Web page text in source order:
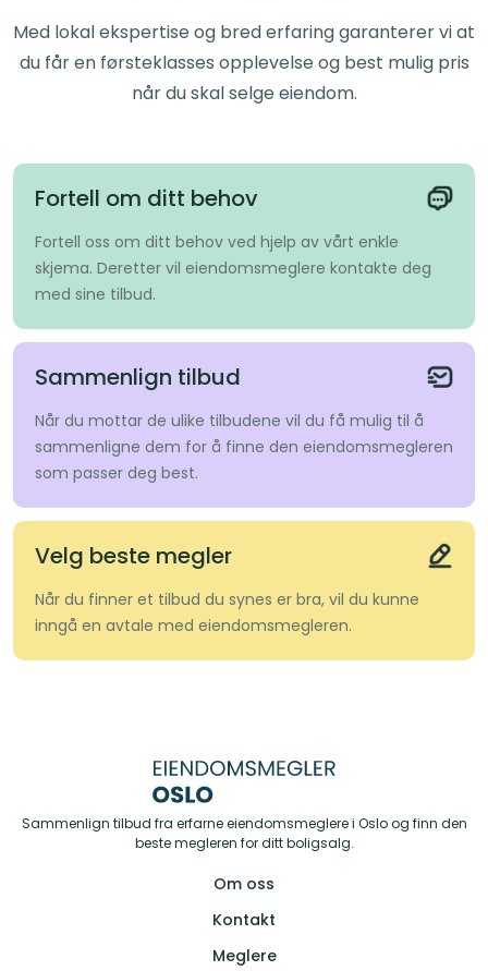
Med lokal ekspertise og bred erfaring garanterer vi at
du får en førsteklasses opplevelse og best mulig pris
når du skal selge eiendom.
Fortell om ditt behov
Fortell oss om ditt behov ved hjelp av vårt enkle
skjema. Deretter vil eiendomsmeglere kontakte deg
med sine tilbud.
Sammenlign tilbud
Når du mottar de ulike tilbudene vil du få mulig til å
sammenligne dem for å finne den eiendomsmegleren
som passer deg best.
Velg beste megler
Når du finner et tilbud du synes er bra, vil du kunne
inngå en avtale med eiendomsmegleren.
Sammenlign tilbud fra erfarne eiendomsmeglere i Oslo og finn den
beste megleren for ditt boligsalg.
Om oss
Kontakt
Meglere